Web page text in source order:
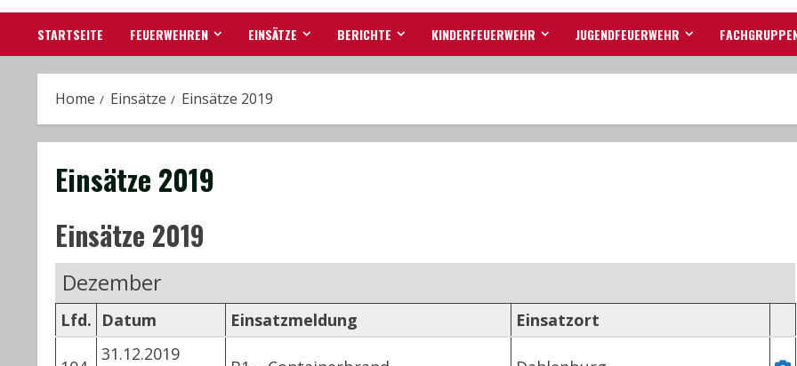
STARTSEITE FEUERWEHREN EINSÄTZE BERICHTE KINDERFEUERWEHR JUGENDFEUERWEHR
Home Einsätze Einsätze 2019
Einsätze 2019
Einsätze 2019
Dezember
Lfd. Datum Einsatzmeldung Einsatzort
31.12.2019